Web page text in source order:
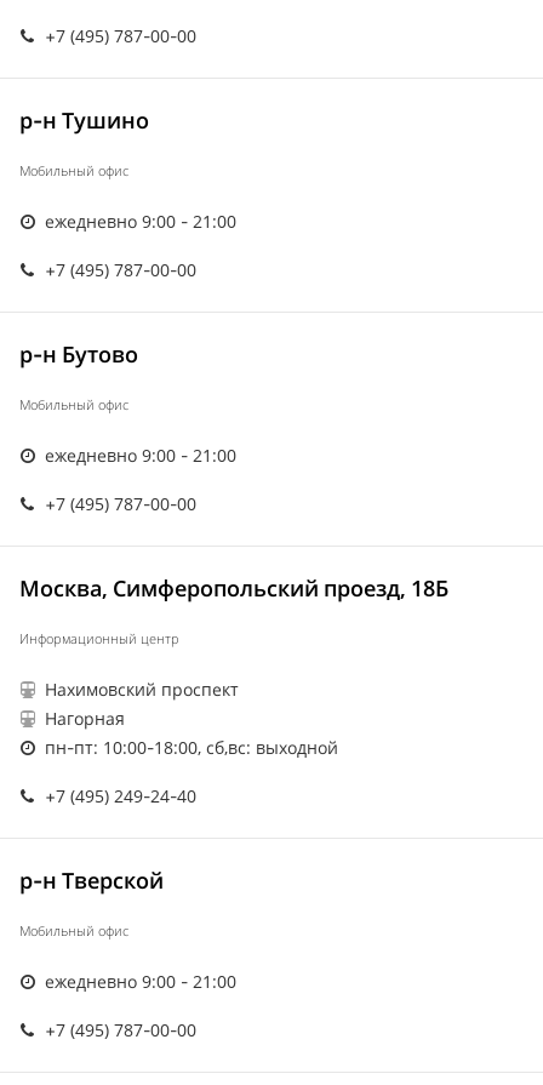
+7 (495) 787-00-00
р-н Тушино
Мобильный офис
ежедневно 9:00 - 21:00
+7 (495) 787-00-00
р-н Бутово
Мобильный офис
ежедневно 9:00 - 21:00
+7 (495) 787-00-00
Москва, Симферопольский проезд, 18Б
Информационный центр
Нахимовский проспект
Нагорная
пн-пт: 10:00-18:00, сб,вс: выходной
+7 (495) 249-24-40
р-н Тверской
Мобильный офис
ежедневно 9:00 - 21:00
+7 (495) 787-00-00